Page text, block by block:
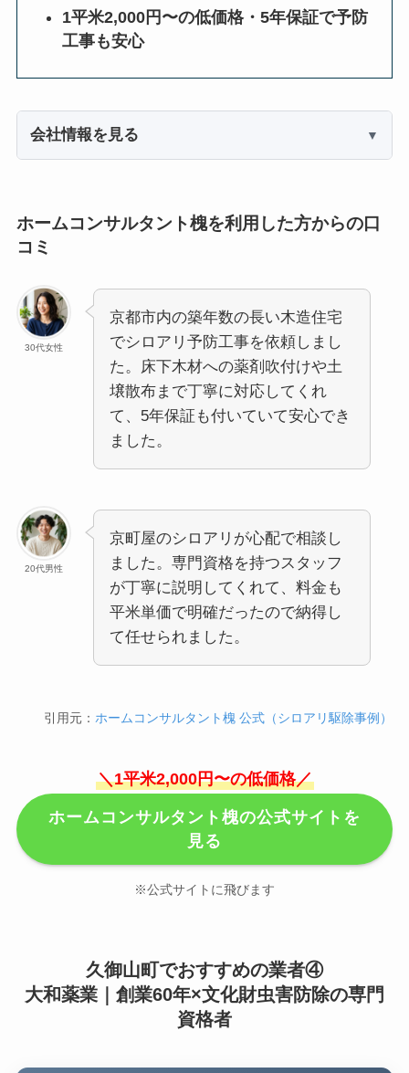
1平米2,000円〜の低価格・5年保証で予防
工事も安心
会社情報を見る
ホームコンサルタント槐を利用した方からの口
コミ
30代女性
京都市内の築年数の長い木造住宅
でシロアリ予防工事を依頼しまし
た。床下木材への薬剤吹付けや土
壌散布まで丁寧に対応してくれ
て、5年保証も付いていて安心でき
ました。
20代男性
京町屋のシロアリが心配で相談し
ました。専門資格を持つスタッフ
が丁寧に説明してくれて、料金も
平米単価で明確だったので納得し
て任せられました。
引用元： ホームコンサルタント槐 公式（シロアリ駆除事例）
＼1平米2,000円〜の低価格／
ホームコンサルタント槐の公式サイトを
見る
※公式サイトに飛びます
久御山町でおすすめの業者④
大和薬業｜創業60年×文化財虫害防除の専門
資格者